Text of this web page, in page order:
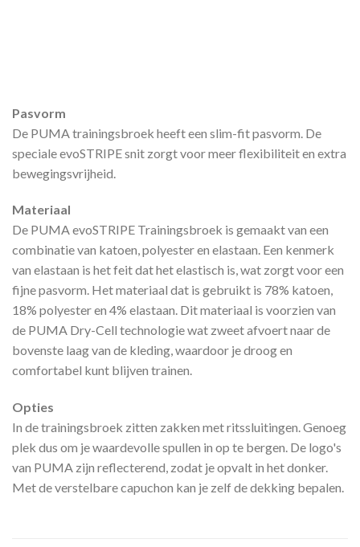
Pasvorm
De PUMA trainingsbroek heeft een slim-fit pasvorm. De
speciale evoSTRIPE snit zorgt voor meer flexibiliteit en extra
bewegingsvrijheid.
Materiaal
De PUMA evoSTRIPE Trainingsbroek is gemaakt van een
combinatie van katoen, polyester en elastaan. Een kenmerk
van elastaan is het feit dat het elastisch is, wat zorgt voor een
fijne pasvorm. Het materiaal dat is gebruikt is 78% katoen,
18% polyester en 4% elastaan. Dit materiaal is voorzien van
de PUMA Dry-Cell technologie wat zweet afvoert naar de
bovenste laag van de kleding, waardoor je droog en
comfortabel kunt blijven trainen.
Opties
In de trainingsbroek zitten zakken met ritssluitingen. Genoeg
plek dus om je waardevolle spullen in op te bergen. De logo's
van PUMA zijn reflecterend, zodat je opvalt in het donker.
Met de verstelbare capuchon kan je zelf de dekking bepalen.